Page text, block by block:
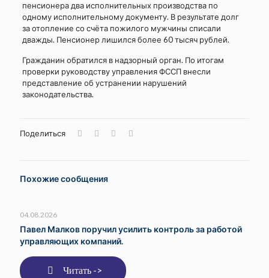
пенсионера два исполнительных производства по
одному исполнительному документу. В результате долг
за отопление со счёта пожилого мужчины списали
дважды. Пенсионер лишился более 60 тысяч рублей.
Гражданин обратился в надзорный орган. По итогам
проверки руководству управления ФССП внесли
представление об устранении нарушений
законодательства.
Поделиться
Похожие сообщения
04.08.2026
Павел Малков поручил усилить контроль за работой
управляющих компаний.
Читать ->